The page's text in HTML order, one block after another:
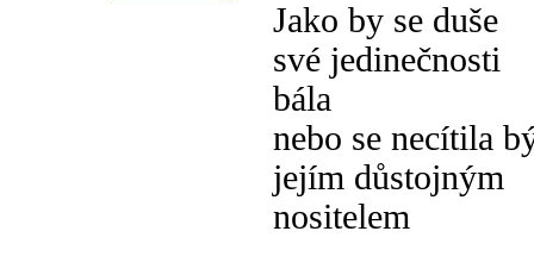
Jako by se duše
své jedinečnosti
bála
nebo se necítila
jejím důstojným
nositelem